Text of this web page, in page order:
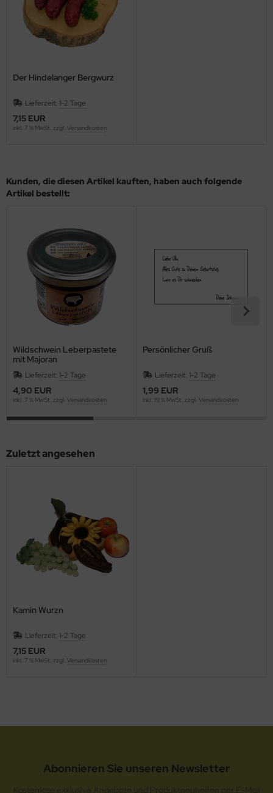
Der Hindelanger Bergwurz
Lieferzeit: 1-2 Tage
7,15 EUR
inkl. 7 % MwSt. zzgl. Versandkosten
Kunden, die diesen Artikel kauften, haben auch folgende
Artikel bestellt:
Wildschwein Leberpastete
mit Majoran
Lieferzeit: 1-2 Tage
4,90 EUR
inkl. 7 % MwSt. zzgl. Versandkosten
Persönlicher Gruß
Lieferzeit: 1-2 Tage
1,99 EUR
inkl. 19 % MwSt. zzgl. Versandkosten
Zuletzt angesehen
Kamin Wurzn
Lieferzeit: 1-2 Tage
7,15 EUR
inkl. 7 % MwSt. zzgl. Versandkosten
Abonnieren Sie unseren Newsletter